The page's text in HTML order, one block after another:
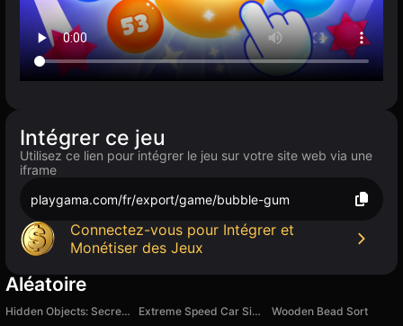
Intégrer ce jeu
Utilisez ce lien pour intégrer le jeu sur votre site web via une
iframe
playgama.com/fr/export/game/bubble-gum
Connectez-vous pour Intégrer et
Monétiser des Jeux
Aléatoire
Hidden Objects: Secrets of Istanbul Extreme Speed Car Simulator
Wooden Bead Sort